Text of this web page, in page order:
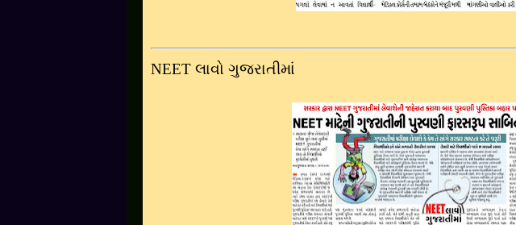
NEET લાવો ગુજરાતીમાં